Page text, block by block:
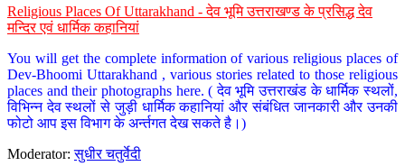
Religious Places Of Uttarakhand - देव भूमि उत्तराखण्ड के प्रसिद्ध देव
मन्दिर एवं धार्मिक कहानियां
You will get the complete information of various religious places of
Dev-Bhoomi Uttarakhand , various stories related to those religious
places and their photographs here. ( देव भूमि उत्तराखंड के धार्मिक स्थलों,
विभिन्न देव स्थलों से जुड़ी धार्मिक कहानियां और संबंधित जानकारी और उनकी
फोटो आप इस विभाग के अर्न्तगत देख सकते है।)
Moderator:सुधीर चतुर्वेदी